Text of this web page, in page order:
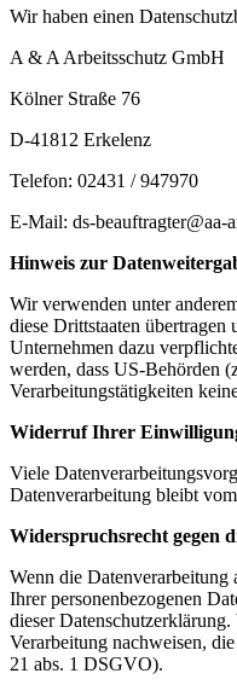
Wir haben einen
A & A Arbeitsschutz GmbH
Kölner Straße 76
D-41812 Erkelenz
Telefon: 02431 / 947970
E-Mail: ds-beauftragter@aa-
Hinweis zur
Wir verwenden unter
diese Drittstaaten
Unternehmen dazu
werden, dass US-Behörden
Verarbeitungstätigkeiten
Widerruf Ihrer
Viele
Datenverarbeitung bleibt
Widerspruchsrecht gegen
Wenn die Datenverarbeitung
Ihrer personenbezogenen
dieser
Verarbeitung nachweisen,
21 abs. 1 DSGVO).